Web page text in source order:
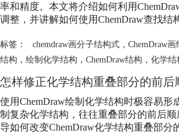
率和精度。本文将介绍如何利用
调整，并讲解如何使用ChemDraw查找结
标签： chemdraw画分子结构式， ChemDraw
结构 ， 绘制化学结构 ， ChemDraw结构 ， 化学结
怎样修正化学结构重叠部分的前后
使用ChemDraw绘制化学结构时极容易形
制复杂化学结构，往往重叠部分的前后
导如何改变ChemDraw化学结构重叠部分